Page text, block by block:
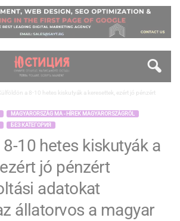
a 8-10 hetes kiskutyák a keresettek, ezért jó pénzért
MAGYARORSZÁG MA - HÍREK MAGYARORSZÁGRÓL
БЕЗ КАТЕГОРИЯ
10 hetes kiskutyák a
jó pénzért
adatokat
állatorvos a magyar